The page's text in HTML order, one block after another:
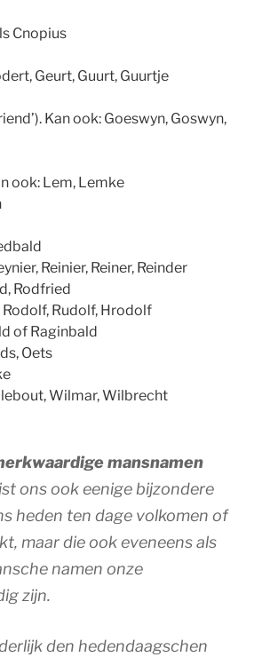
Cnopius
Geurt, Guurt, Guurtje
Kan ook: Goeswyn, Goswyn,
ook: Lem, Lemke
Reinier, Reiner, Reinder
Rodfried
Rodolf, Rudolf, Hrodolf
of Raginbald
Oets
Wilmar, Wilbrecht
mansnamen
ons ook eenige bijzondere
heden ten dage volkomen of
maar die ook eveneens als
namen onze
zijn.
den hedendaagschen